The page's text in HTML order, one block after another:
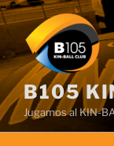
Saltar
al
contenido
B105
Jugamos al KIN-